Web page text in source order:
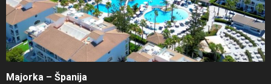
Majorka – Španija